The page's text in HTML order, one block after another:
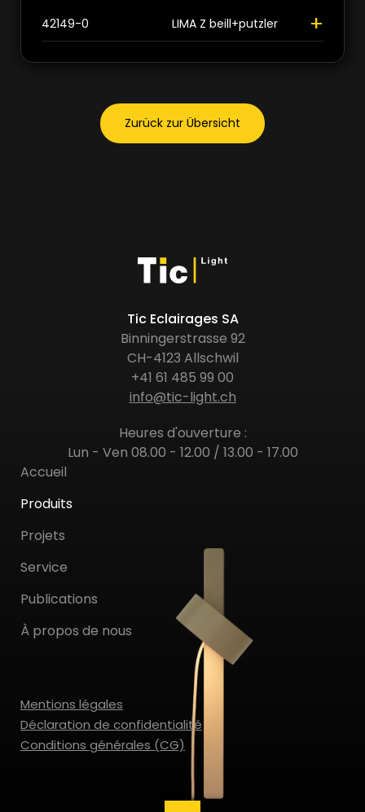
42149-0 LIMA Z beill+putzler +
Zurück zur Übersicht
Tic Eclairages SA
Binningerstrasse 92
CH-4123 Allschwil
+41 61 485 99 00
info@tic-light.ch
Heures d'ouverture :
Lun - Ven 08.00 - 12.00 / 13.00 - 17.00
Accueil
Produits
Projets
Service
Publications
À propos de nous
Mentions légales
Déclaration de confidentialité
Conditions générales (CG)